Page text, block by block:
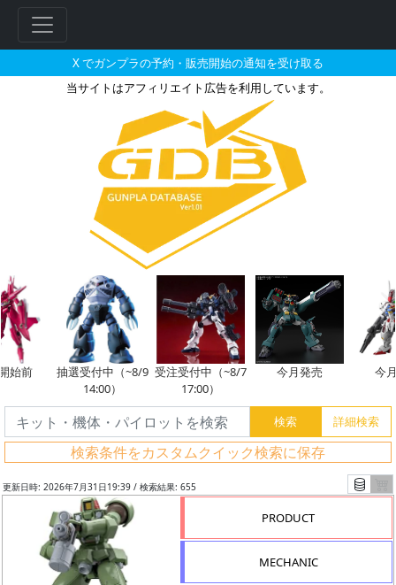
X でガンプラの予約・販売開始の通知を受け取る
当サイトはアフィリエイト広告を利用しています。
HGAC 1/144 リーオーとそれに
抽選受付中（~8/9
14:00）
受注受付中（~8/7
17:00）
今月発売 今月再
検索条件をカスタムクイック検索に保存
更新日時: 2026年7月31日19:39 / 検索結果: 655
PRODUCT
MECHANIC